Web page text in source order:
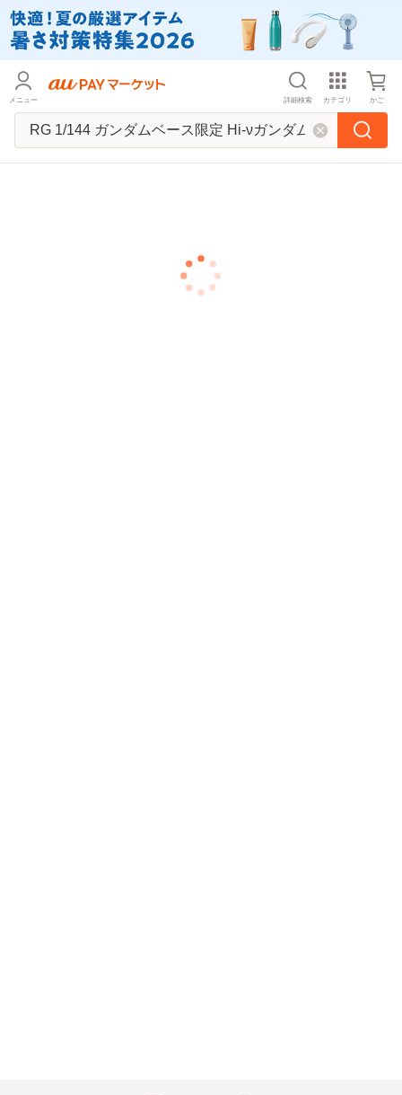
メニュー 詳細検索 カテゴリ かご